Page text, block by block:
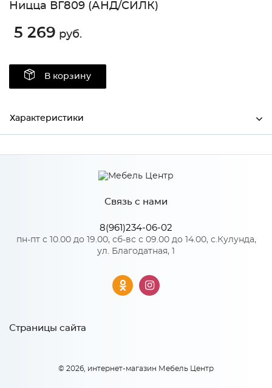
Ницца ВГ809 (АНД/СИЛК)
5 269 руб.
В корзину
Характеристики
Производитель Сурская мебель
Айленд силк
Количество упаковок: 1
Связь с нами
8(961)234-06-02
пн-пт с 10.00 до 19.00, сб-вс с 09.00 до 14.00, с.Кулунда,
ул. Благодатная, 1
Страницы сайта
© 2026, интернет-магазин Мебель Центр